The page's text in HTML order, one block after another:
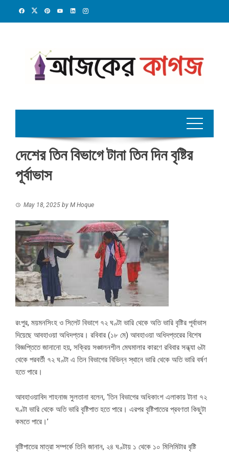
দেশের তিন বিভাগে টানা তিন দিন বৃষ্টির
পূর্বাভাস
May 18, 2025 by M Hoque
রংপুর, ময়মনসিংহ ও সিলেট বিভাগে ৭২ ঘণ্টা ভারি থেকে অতি ভারি বৃষ্টির পূর্বাভাস
দিয়েছে আবহাওয়া অধিদপ্তর। রবিবার (১৮ মে) আবহাওয়া অধিদপ্তরের বিশেষ
বিজ্ঞপ্তিতে জানানো হয়, সক্রিয় সঞ্চালনশীল মেঘমালার কারণে রবিবার সন্ধ্যা ৬টা
থেকে পরবর্তী ৭২ ঘণ্টা এ তিন বিভাগের বিভিন্ন স্থানে ভারি থেকে অতি ভারি বর্ষণ
হতে পারে।
আবহাওয়াবিদ শাহনাজ সুলতানা বলেন, ‘তিন বিভাগের অধিকাংশ এলাকায় টানা ৭২
ঘণ্টা ভারি থেকে অতি ভারি বৃষ্টিপাত হতে পারে। এরপর বৃষ্টিপাতের প্রবণতা কিছুটা
কমতে পারে।’
বৃষ্টিপাতের মাত্রা সম্পর্কে তিনি জানান, ২৪ ঘণ্টায় ১ থেকে ১০ মিলিমিটার বৃষ্টি